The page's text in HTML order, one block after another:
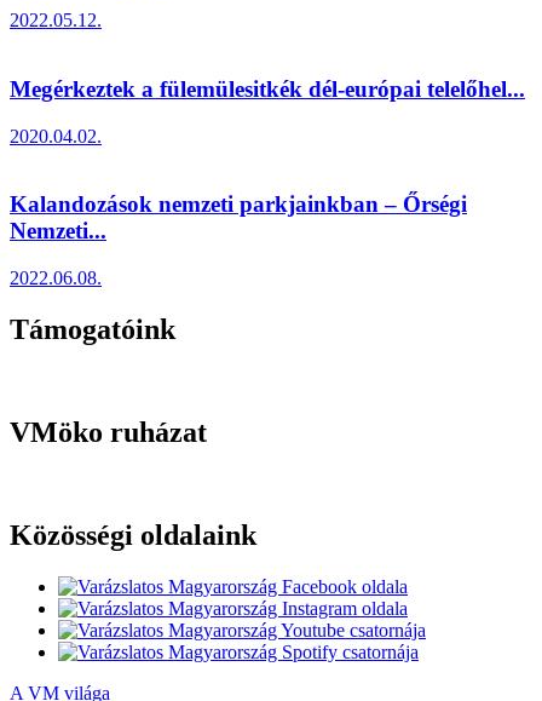
2022.05.12.
Megérkeztek a fülemülesitkék dél-európai telelőhel...
2020.04.02.
Kalandozások nemzeti parkjainkban – Őrségi
Nemzeti...
2022.06.08.
Támogatóink
VMöko ruházat
Közösségi oldalaink
A VM világa